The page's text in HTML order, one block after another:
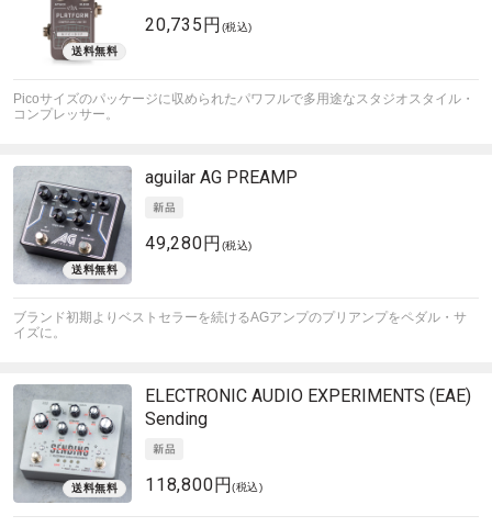
20,735円 (税込)
Picoサイズのパッケージに収められたパワフルで多用途なスタジオスタイル・
コンプレッサー。
aguilar AG PREAMP
49,280円 (税込)
ブランド初期よりベストセラーを続けるAGアンプのプリアンプをペダル・サ
イズに。
ELECTRONIC AUDIO EXPERIMENTS (EAE)
Sending
118,800円(税込)